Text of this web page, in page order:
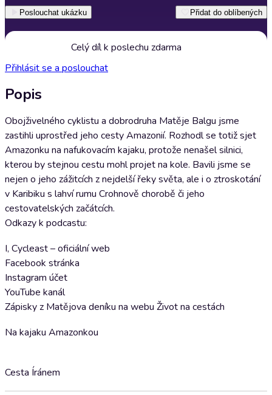
Poslouchat ukázku Přidat do oblíbených
Celý díl k poslechu zdarma
Přihlásit se a poslouchat
Popis
Obojživelného cyklistu a dobrodruha Matěje Balgu jsme
zastihli uprostřed jeho cesty Amazonií. Rozhodl se totiž sjet
Amazonku na nafukovacím kajaku, protože nenašel silnici,
kterou by stejnou cestu mohl projet na kole. Bavili jsme se
nejen o jeho zážitcích z nejdelší řeky světa, ale i o ztroskotání
v Karibiku s lahví rumu Crohnově chorobě či jeho
cestovatelských začátcích.
Odkazy k podcastu:
I, Cycleast – oficiální web
Facebook stránka
Instagram účet
YouTube kanál
Zápisky z Matějova deníku na webu Život na cestách
Na kajaku Amazonkou
Cesta Íránem